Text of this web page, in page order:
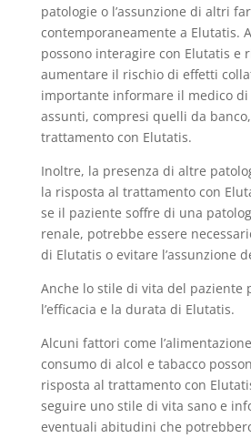
patologie o l’assunzione di altri
contemporaneamente a Elutatis.
possono interagire con Elutatis e
aumentare il rischio di effetti
importante informare il medico
assunti, compresi quelli da
trattamento con Elutatis.
Inoltre, la presenza di altre
la risposta al trattamento con
se il paziente soffre di una
renale, potrebbe essere
di Elutatis o evitare l’assunzione
Anche lo stile di vita del paziente
l’efficacia e la durata di Elutatis.
Alcuni fattori come
consumo di alcol e tabacco
risposta al trattamento con
seguire uno stile di vita sano e
eventuali abitudini che